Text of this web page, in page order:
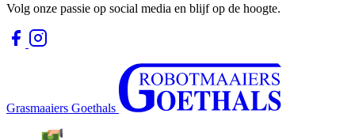
Volg onze passie op social media en blijf op de hoogte.
Grasmaaiers Goethals